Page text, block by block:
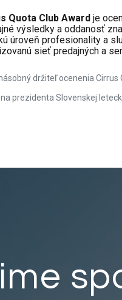
Quota Club Award je
výsledky a oddanosť
úroveň profesionality a
sieť predajných a
držiteľ ocenenia
prezidenta Slovenskej